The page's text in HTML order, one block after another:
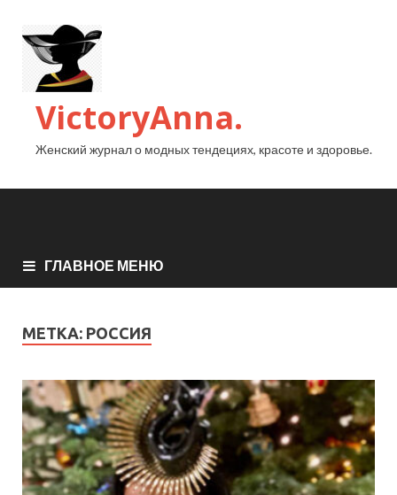
VictoryAnna.
Женский журнал о модных тендециях, красоте и здоровье.
ГЛАВНОЕ МЕНЮ
МЕТКА: РОССИЯ